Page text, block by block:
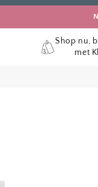
Shop nu,
met